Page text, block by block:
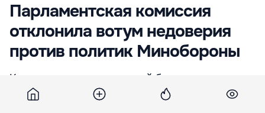
Парламентская комиссия
отклонила вотум недоверия
против политик Минобороны
Комиссия по национальной безопасности,
обороне и общественному порядку не